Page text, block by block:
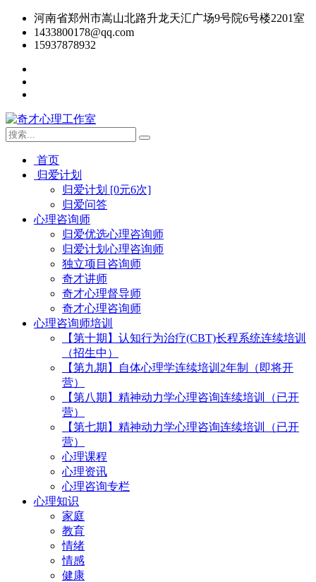
河南省郑州市嵩山北路升龙天汇广场9号院6号楼2201室
1433800178@qq.com
15937878932
首页
归爱计划
归爱计划 [0元6次]
归爱问答
心理咨询师
归爱优选心理咨询师
归爱计划心理咨询师
独立项目咨询师
奇才讲师
奇才心理督导师
奇才心理咨询师
心理咨询师培训
【第十期】认知行为治疗(CBT)长程系统连续培训
（招生中）
【第九期】自体心理学连续培训2年制（即将开
营）
【第八期】精神动力学心理咨询连续培训（已开
营）
【第七期】精神动力学心理咨询连续培训（已开
营）
心理课程
心理资讯
心理咨询专栏
心理知识
家庭
教育
情绪
情感
健康